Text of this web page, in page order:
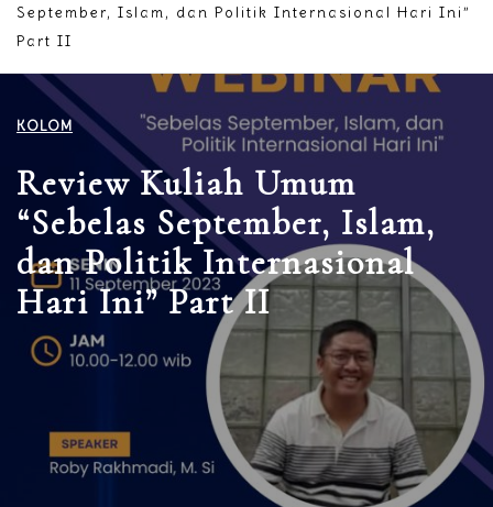
September, Islam, dan Politik Internasional Hari Ini”
Part II
KOLOM
Review Kuliah Umum
“Sebelas September, Islam,
dan Politik Internasional
Hari Ini” Part II